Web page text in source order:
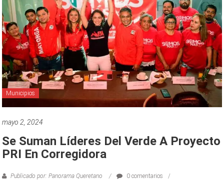
Municipios
mayo 2, 2024
Se Suman Líderes Del Verde A Proyecto
PRI En Corregidora
Publicado por: Panorama Queretano
0 comentarios